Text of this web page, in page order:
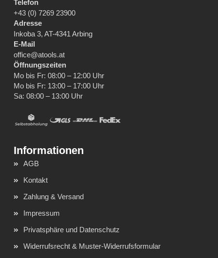
Telefon
+43 (0) 7269 23900
Adresse
Inkoba 3, AT-4341 Arbing
E-Mail
office@atools.at
Öffnungszeiten
Mo bis Fr: 08:00 – 12:00 Uhr
Mo bis Fr: 13:00 – 17:00 Uhr
Sa: 08:00 – 13:00 Uhr
AGB
Kontakt
Zahlung & Versand
Impressum
Privatsphäre und Datenschutz
Widerrufsrecht & Muster-Widerrufsformular